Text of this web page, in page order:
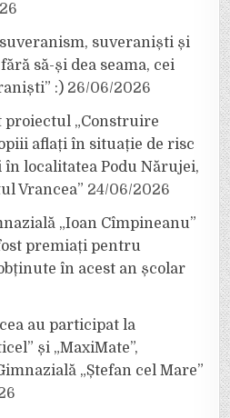
suveraniști și
să-și dea seama, cei
:) 26/06/2026
proiectul „Construire
aflați în situație de risc
localitatea Podu Nărujei,
Vrancea” 24/06/2026
„Ioan Cîmpineanu”
premiați pentru
în acest an școlar
au participat la
și „MaxiMate”,
„Ștefan cel Mare”